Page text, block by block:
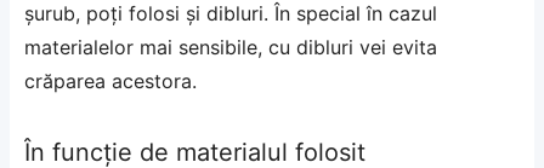
șurub, poți folosi și dibluri. În special în cazul
materialelor mai sensibile, cu dibluri vei evita
crăparea acestora.
În funcție de materialul folosit